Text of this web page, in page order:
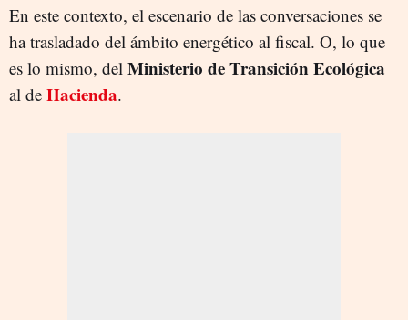
En este contexto, el escenario de las conversaciones se
ha trasladado del ámbito energético al fiscal. O, lo que
es lo mismo, del Ministerio de Transición Ecológica
al de Hacienda.